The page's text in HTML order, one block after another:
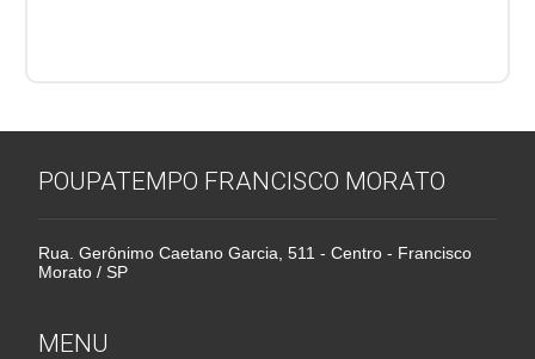
POUPATEMPO FRANCISCO MORATO
Rua. Gerônimo Caetano Garcia, 511 - Centro - Francisco
Morato / SP
MENU